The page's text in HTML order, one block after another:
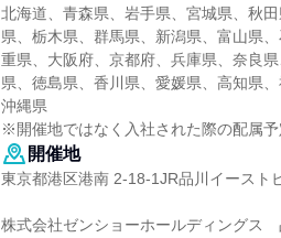
北海道、青森県、岩手県、宮城県、秋
県、栃木県、群馬県、新潟県、富山県
重県、大阪府、京都府、兵庫県、奈良
県、徳島県、香川県、愛媛県、高知県
沖縄県
※開催地ではなく入社された際の配属
開催地
東京都港区港南 2-18-1JR品川イースト
株式会社ゼンショーホールディングス